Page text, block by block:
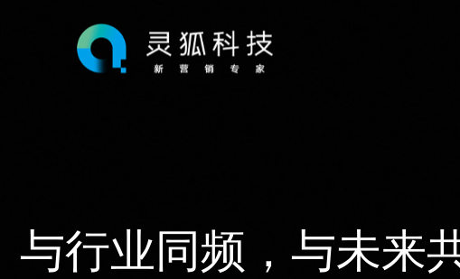
与行业同频，与未